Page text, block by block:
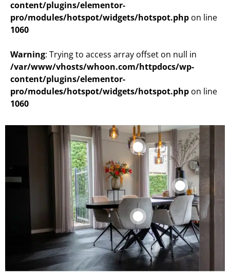
content/plugins/elementor-
pro/modules/hotspot/widgets/hotspot.php on line
1060
Warning: Trying to access array offset on null in
/var/www/vhosts/whoon.com/httpdocs/wp-
content/plugins/elementor-
pro/modules/hotspot/widgets/hotspot.php on line
1060